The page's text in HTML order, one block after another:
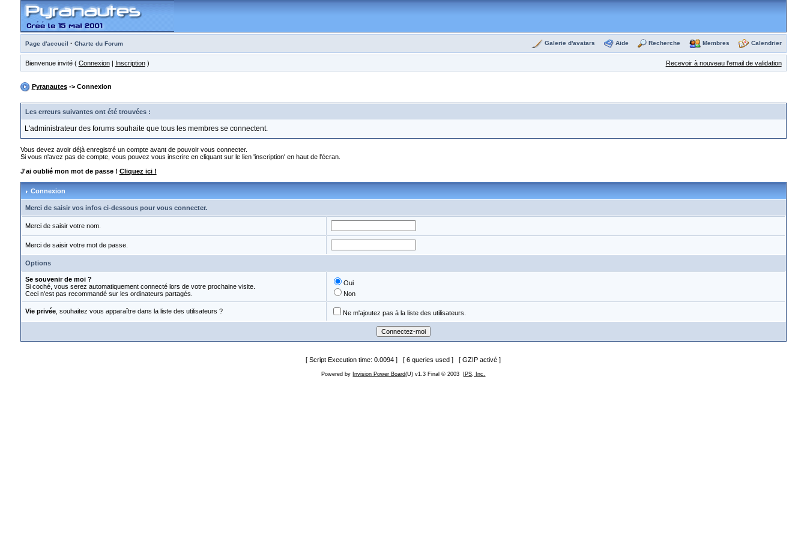
Page d'accueil · Charte du Forum Galerie d'avatars Aide Recherche Membres Calendrier
Bienvenue invité ( Connexion| Inscription) Recevoir à nouveau l'email de validation
Pyranautes-> Connexion
Les erreurs suivantes ont été trouvées :
L'administrateur des forums souhaite que tous les membres se connectent.
Vous devez avoir déjà enregistré un compte avant de pouvoir vous connecter.
Si vous n'avez pas de compte, vous pouvez vous inscrire en cliquant sur le lien 'inscription' en haut de l'écran.
J'ai oublié mon mot de passe ! Cliquez ici !
Connexion
Merci de saisir vos infos ci-dessous pour vous connecter.
Merci de saisir votre nom.
Merci de saisir votre mot de passe.
Options
Se souvenir de moi ?
Si coché, vous serez automatiquement connecté lors de votre prochaine visite.
Ceci n'est pas recommandé sur les ordinateurs partagés.
Oui
Non
Vie privée, souhaitez vous apparaître dans la liste des utilisateurs ? Ne m'ajoutez pas à la liste des utilisateurs.
[ Script Execution time: 0.0094 ] [ 6 queries used ] [ GZIP activé ]
Powered by Invision Power Board(U) v1.3 Final © 2003 IPS, Inc.